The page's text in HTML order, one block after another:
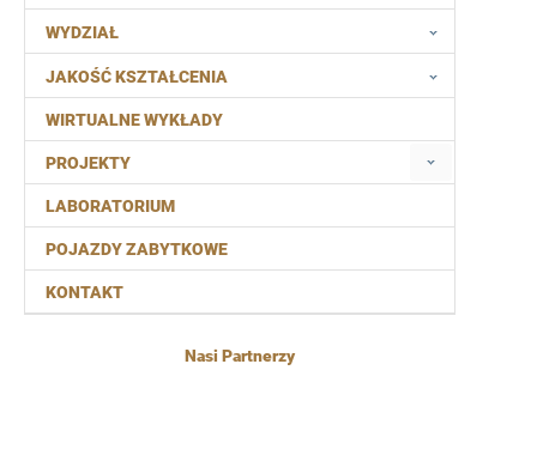
WYDZIAŁ
JAKOŚĆ KSZTAŁCENIA
WIRTUALNE WYKŁADY
PROJEKTY
LABORATORIUM
POJAZDY ZABYTKOWE
KONTAKT
Nasi Partnerzy